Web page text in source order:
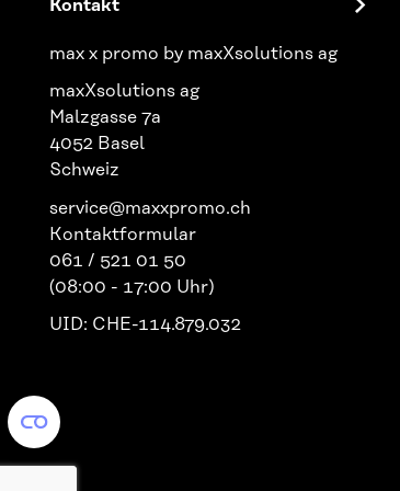
Kontakt
max x promo by maxXsolutions ag
maxXsolutions ag
Malzgasse 7a
4052 Basel
Schweiz
service@maxxpromo.ch
Kontaktformular
061 / 521 01 50
(08:00 - 17:00 Uhr)
UID: CHE-114.879.032